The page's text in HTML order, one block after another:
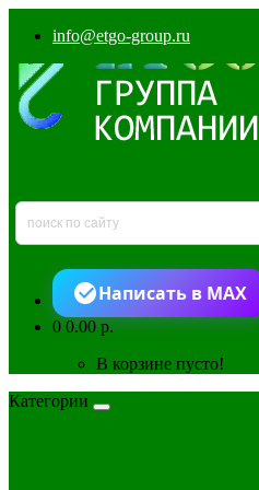
info@etgo-group.ru
Написать в MAX
00.00 р.
В корзине пусто!
Категории